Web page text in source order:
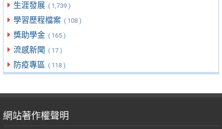
生涯發展 ( 1,739 )
學習歷程檔案 ( 108 )
獎助學金 ( 165 )
流感新聞 ( 17 )
防疫專區 ( 118 )
網站著作權聲明